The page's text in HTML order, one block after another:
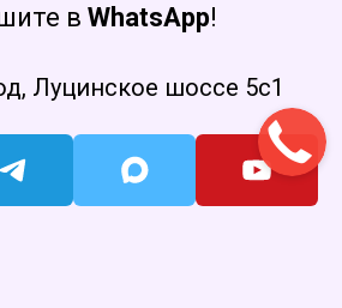
в WhatsApp!
Луцинское шоссе 5с1